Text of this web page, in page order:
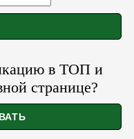
в ТОП и
странице?